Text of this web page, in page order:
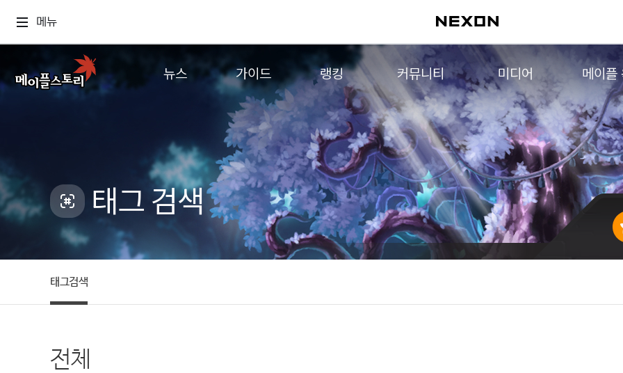
메뉴
뉴스
업데이트
이벤트
캐시샵 공지
메이플 알림판
with maple
가이드
게임정보
직업소개
확률형 아이템
NEXON NOW
추가정보
랭킹
월드 랭킹
컨텐츠 랭킹
커뮤니티
자유게시판
메이플 아트
메이플 코디
메이플스토리 파트너스
AI Style Finder
미니게임
커뮤니티 아카이브
미디어
영상
음악
아트웍
웹툰
메이플
메이플
태그 검색
태그검색
전체